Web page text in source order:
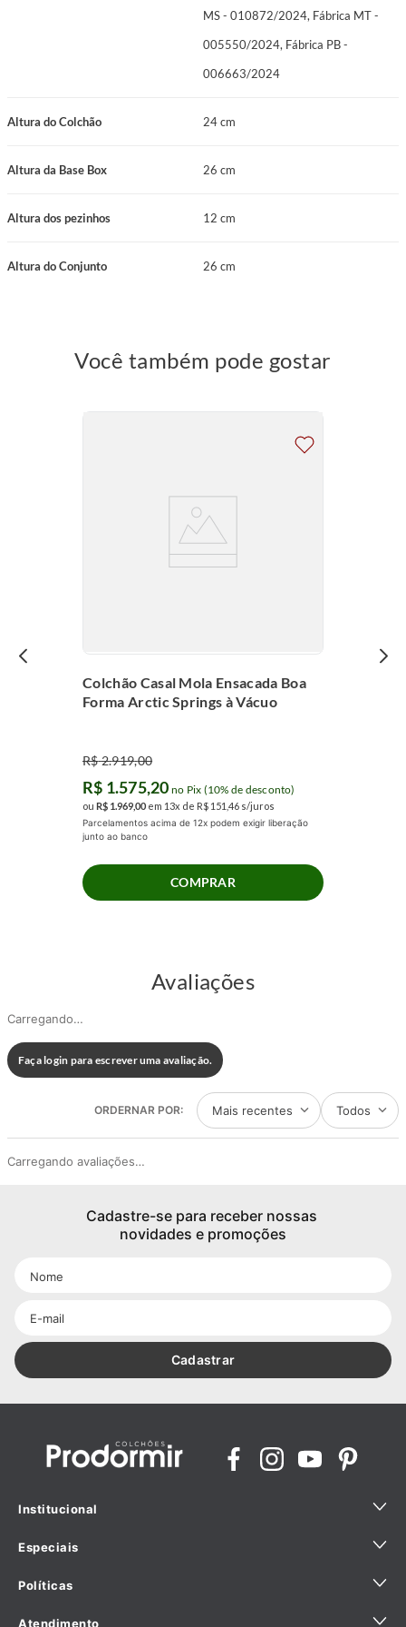
MS - 010872/2024, Fábrica MT -
005550/2024, Fábrica PB -
006663/2024
Altura do Colchão 24 cm
Altura da Base Box 26 cm
Altura dos pezinhos 12 cm
Altura do Conjunto 26 cm
Você também pode gostar
Colchão Casal Mola Ensacada Boa
Forma Arctic Springs à Vácuo
R$2.919,00
R$ 1.575,20 no Pix (10% de desconto)
ou R$ 1.96900 em 13x de R$ 151 46 s/juros
Parcelamentos acima de 12x podem exigir liberação
junto ao banco
COMPRAR
Avaliações
Carregando…
Faça login para escrever uma avaliação.
Mais recentes Todos
Carregando avaliações…
Cadastre-se para receber nossas
novidades e promoções
Cadastrar
Institucional
Quem Somos
Sustentabilidade
Fábricas Licenciadas
Especiais
Ajuda para comprar com especialista
Políticas
Atendimento